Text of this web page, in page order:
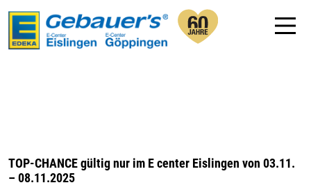
TOP-CHANCE gültig nur im E center Eislingen von 03.11.
– 08.11.2025